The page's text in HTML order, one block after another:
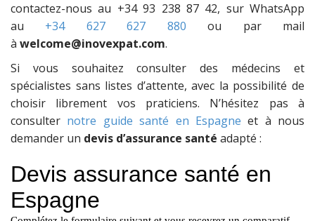
contactez-nous au +34 93 238 87 42, sur WhatsApp
au +34 627 627 880 ou par mail
à welcome@inovexpat.com.
Si vous souhaitez consulter des médecins et
spécialistes sans listes d’attente, avec la possibilité de
choisir librement vos praticiens. N’hésitez pas à
consulter notre guide santé en Espagne et à nous
demander un devis d’assurance santé adapté :